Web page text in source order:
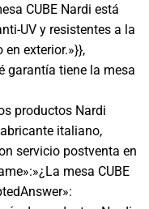
CUBE Nardi está
UV y resistentes a la
exterior.»}},
garantía tiene la mesa
productos Nardi
italiano,
servicio postventa en
mesa CUBE